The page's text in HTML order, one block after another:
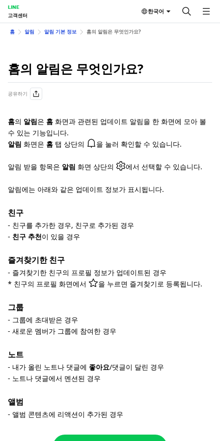
LINE
고객센터
한국어
홈 알림 알림 기본 정보 홈의 알림은 무엇인가요?
홈의 알림은 무엇인가요?
공유하기
홈의 알림은 홈 화면과 관련된 업데이트 알림을 한 화면에 모아 볼
수 있는 기능입니다.
알림 화면은 홈 탭 상단의 을 눌러 확인할 수 있습니다.
알림 받을 항목은 알림 화면 상단의 에서 선택할 수 있습니다.
알림에는 아래와 같은 업데이트 정보가 표시됩니다.
친구
- 친구를 추가한 경우, 친구로 추가된 경우
- 친구 추천이 있을 경우
즐겨찾기한 친구
- 즐겨찾기한 친구의 프로필 정보가 업데이트된 경우
* 친구의 프로필 화면에서
을 누르면 즐겨찾기로 등록됩니다.
그룹
- 그룹에 초대받은 경우
- 새로운 멤버가 그룹에 참여한 경우
노트
- 내가 올린 노트나 댓글에 좋아요/댓글이 달린 경우
- 노트나 댓글에서 멘션된 경우
앨범
- 앨범 콘텐츠에 리액션이 추가된 경우